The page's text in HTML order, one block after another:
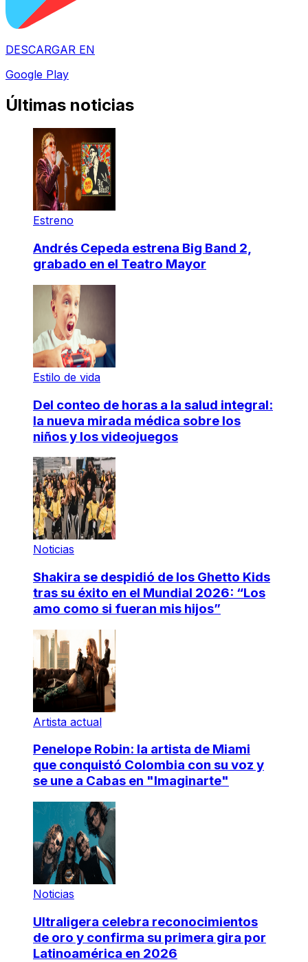
DESCARGAR EN
Google Play
Últimas noticias
Estreno
Andrés Cepeda estrena Big Band 2,
grabado en el Teatro Mayor
Estilo de vida
Del conteo de horas a la salud integral:
la nueva mirada médica sobre los
niños y los videojuegos
Noticias
Shakira se despidió de los Ghetto Kids
tras su éxito en el Mundial 2026: “Los
amo como si fueran mis hijos”
Artista actual
Penelope Robin: la artista de Miami
que conquistó Colombia con su voz y
se une a Cabas en "Imaginarte"
Noticias
Ultraligera celebra reconocimientos
de oro y confirma su primera gira por
Latinoamérica en 2026